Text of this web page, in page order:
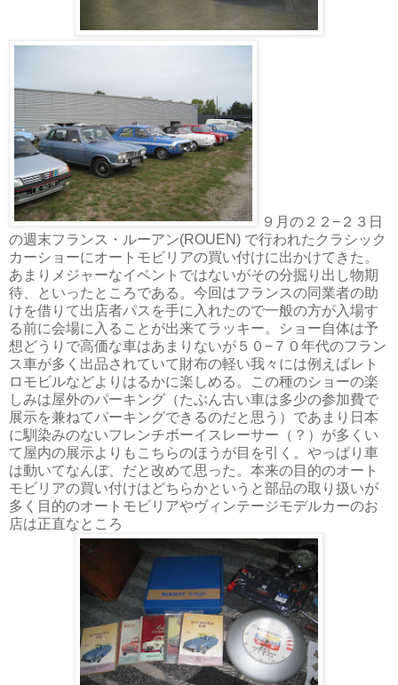
９月の２２−２３日
の週末フランス・ルーアン(ROUEN) で行われたクラシック
カーショーにオートモビリアの買い付けに出かけてきた。
あまりメジャーなイベントではないがその分掘り出し物期
待、といったところである。今回はフランスの同業者の助
けを借りて出店者パスを手に入れたので一般の方が入場す
る前に会場に入ることが出来てラッキー。ショー自体は予
想どうりで高価な車はあまりないが５０−７０年代のフラン
ス車が多く出品されていて財布の軽い我々には例えばレト
ロモビルなどよりはるかに楽しめる。この種のショーの楽
しみは屋外のパーキング（たぶん古い車は多少の参加費で
展示を兼ねてパーキングできるのだと思う）であまり日本
に馴染みのないフレンチボーイスレーサー（？）が多くい
て屋内の展示よりもこちらのほうが目を引く。やっぱり車
は動いてなんぼ、だと改めて思った。本来の目的のオート
モビリアの買い付けはどちらかというと部品の取り扱いが
多く目的のオートモビリアやヴィンテージモデルカーのお
店は正直なところ